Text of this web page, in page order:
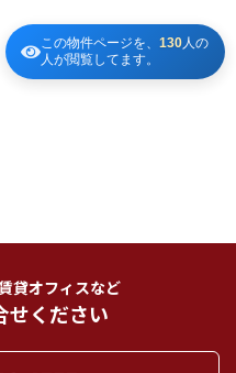
この物件ページを、 130人の
人が閲覧してます。
の履行、賃貸取引にあっては契約管
ターサービスの実施のため、業務の
月日、不動産物件情報、成約情報
電子メール、広告媒体等で次の 1.～
様からの申出がありましたら、提供
約の相手方となる者、その見込者。
における管理業者。
検索
貸オフィスなど
せください